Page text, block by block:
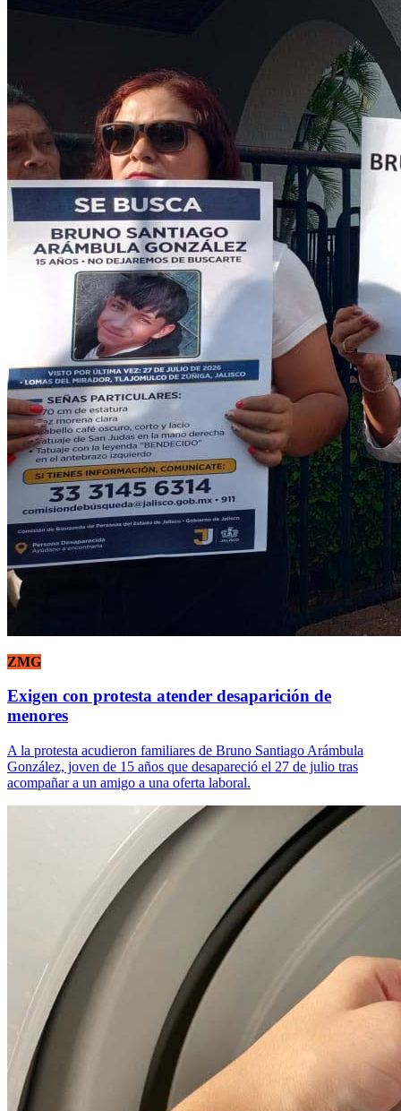
ZMG
Exigen con protesta atender desaparición de
menores
A la protesta acudieron familiares de Bruno Santiago Arámbula
González, joven de 15 años que desapareció el 27 de julio tras
acompañar a un amigo a una oferta laboral.